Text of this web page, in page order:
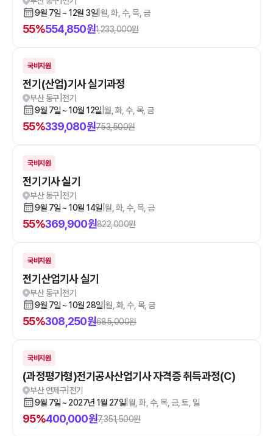
9월 7일 ~ 12월 3일 월, 화, 수, 목, 금
55%554,850원1,233,000원
국비지원
전기(산업)기사 실기과정
부산 동구 전기
9월 7일 ~ 10월 12일 월, 화, 수, 목, 금
55%339,080원753,500원
국비지원
전기기사 실기
부산 동구 전기
9월 7일 ~ 10월 14일 월, 화, 수, 목, 금
55%369,900원822,000원
국비지원
전기산업기사 실기
부산 동구 전기
9월 7일 ~ 10월 28일 월, 화, 수, 목, 금
55%308,250원685,000원
국비지원
(과정평가형)전기공사산업기사 자격증 취득과정(C)
부산 연제구 전기
9월 7일 ~ 2027년 1월 27일 월, 화, 수, 목, 금, 토, 일
95%400,000원7,351,500원